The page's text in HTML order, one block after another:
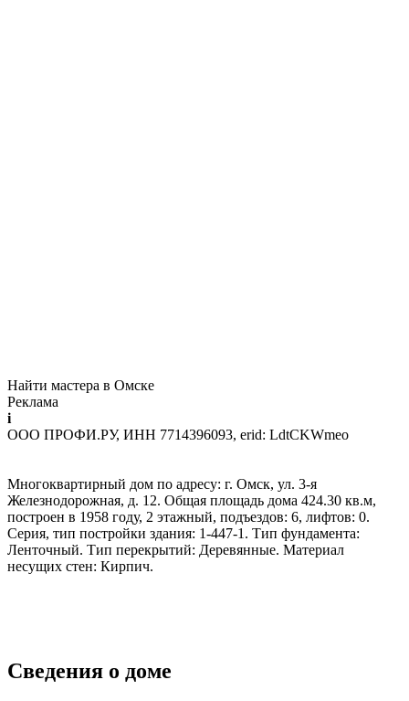
Найти мастера в Омске
Реклама
i
ООО ПРОФИ.РУ, ИНН 7714396093, erid: LdtCKWmeo
Многоквартирный дом по адресу: г. Омск, ул. 3-я
Железнодорожная, д. 12. Общая площадь дома 424.30 кв.м,
построен в 1958 году, 2 этажный, подъездов: 6, лифтов: 0.
Серия, тип постройки здания: 1-447-1. Тип фундамента:
Ленточный. Тип перекрытий: Деревянные. Материал
несущих стен: Кирпич.
Сведения о доме